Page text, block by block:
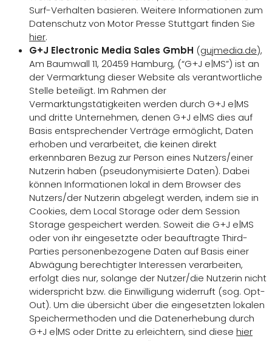
Surf-Verhalten basieren. Weitere Informationen zum
Datenschutz von Motor Presse Stuttgart finden Sie
hier.
G+J Electronic Media Sales GmbH (gujmedia.de),
Am Baumwall 11, 20459 Hamburg, (“G+J e|MS”) ist an
der Vermarktung dieser Website als verantwortliche
Stelle beteiligt. Im Rahmen der
Vermarktungstätigkeiten werden durch G+J e|MS
und dritte Unternehmen, denen G+J e|MS dies auf
Basis entsprechender Verträge ermöglicht, Daten
erhoben und verarbeitet, die keinen direkt
erkennbaren Bezug zur Person eines Nutzers/einer
Nutzerin haben (pseudonymisierte Daten). Dabei
können Informationen lokal in dem Browser des
Nutzers/der Nutzerin abgelegt werden, indem sie in
Cookies, dem Local Storage oder dem Session
Storage gespeichert werden. Soweit die G+J e|MS
oder von ihr eingesetzte oder beauftragte Third-
Parties personenbezogene Daten auf Basis einer
Abwägung berechtigter Interessen verarbeiten,
erfolgt dies nur, solange der Nutzer/die Nutzerin nicht
widerspricht bzw. die Einwilligung widerruft (sog. Opt-
Out). Um die übersicht über die eingesetzten lokalen
Speichermethoden und die Datenerhebung durch
G+J e|MS oder Dritte zu erleichtern, sind diese hier